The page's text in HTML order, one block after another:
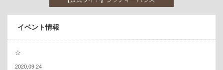
イベント情報
☆
2020.09.24